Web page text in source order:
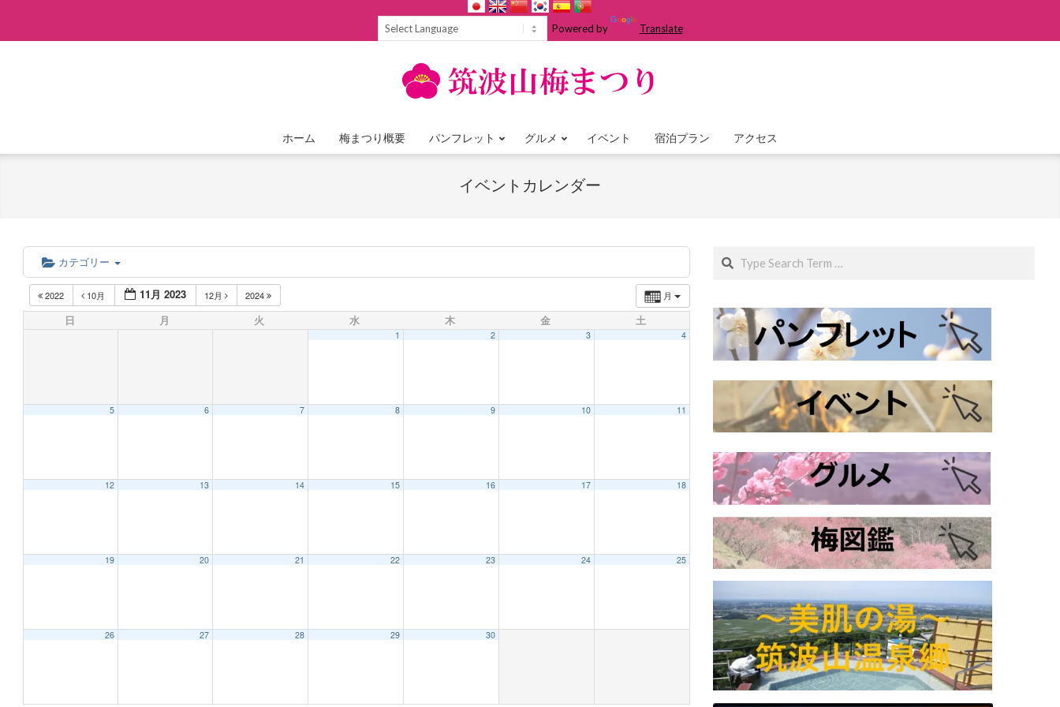
Powered by Translate
Primary
Menu
ホーム 梅まつり概要 パンフレット グルメ イベント 宿泊プラン アクセス
イベントカレンダー
カテゴリー
月
2022 10月 11月 2023 12月 2024
日 月 火 水 木 金 土
1 2 3 4
5 6 7 8 9 10 11
12 13 14 15 16 17 18
19 20 21 22 23 24 25
26 27 28 29 30
4:00 AM
Search